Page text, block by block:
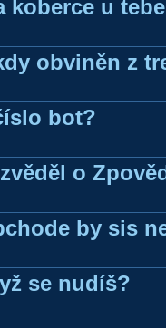
koberce u
obviněn z
bot?
o
by sis
se nudíš?